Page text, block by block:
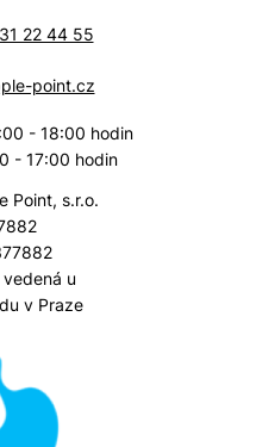
22 44 55
point.cz
- 18:00 hodin
- 17:00 hodin
Point, s.r.o.
u
v Praze